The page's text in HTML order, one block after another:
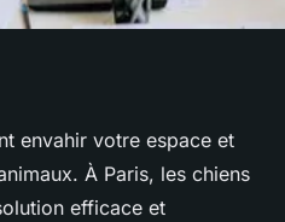
des
paris : agissez
envahir votre espace et
À Paris, les chiens
efficace et